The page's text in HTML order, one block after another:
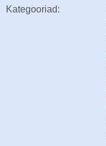
Kategooriad: